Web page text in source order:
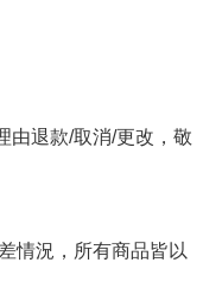
由退款/取消/更改，敬
情況，所有商品皆以